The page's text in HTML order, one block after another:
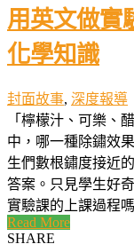
用英文做實
化學知識
封面故事, 深度報導
「檸檬汁、可樂、
中，哪一種除鏽效
生們數根鏽度接近
答案。只見學生好
實驗課的上課過程
Read More
SHARE